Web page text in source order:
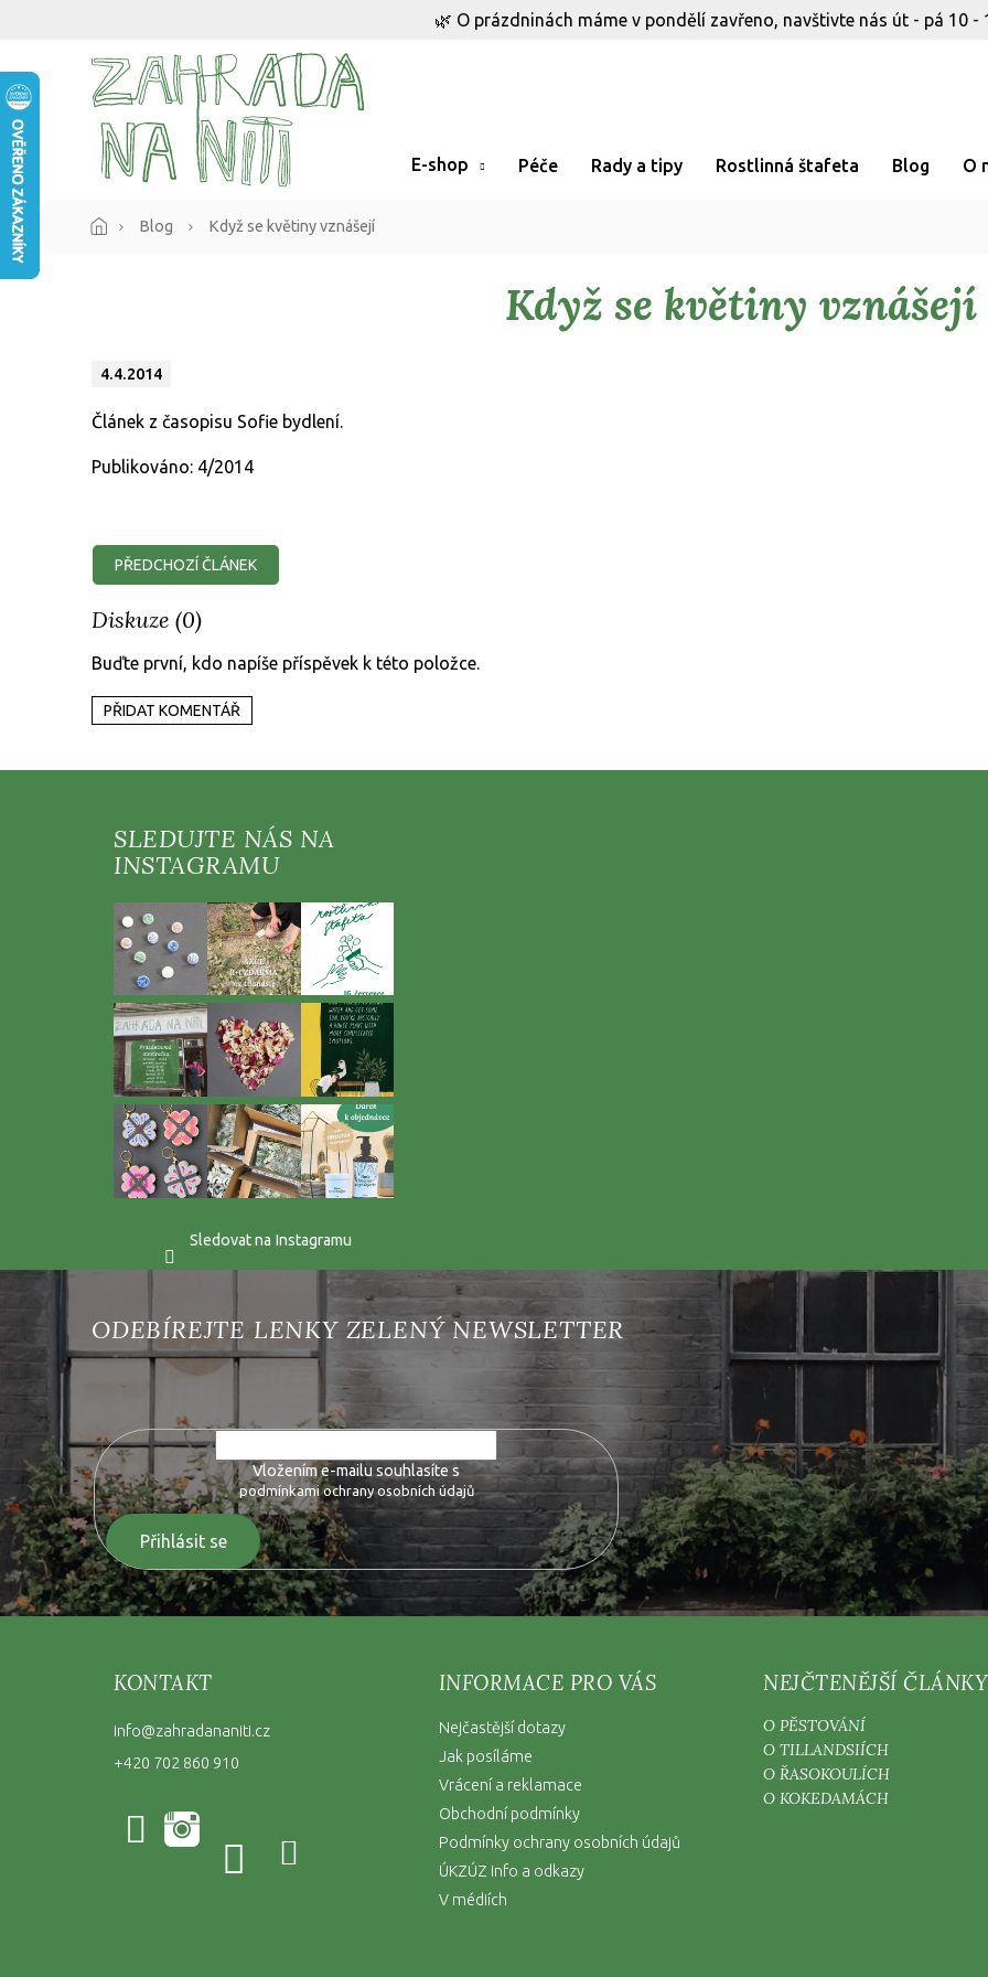
🌿 O prázdninách máme v pondělí zavřeno, navštivte nás út - pá 10 -
E-shop Péče Rady a tipy Rostlinná štafeta Blog O
Blog Když se květiny vznášejí
Když se květiny vznášejí
4.4.2014
Článek z časopisu Sofie bydlení.
Publikováno: 4/2014
PŘEDCHOZÍ ČLÁNEK
Diskuze (0)
Buďte první, kdo napíše příspěvek k této položce.
PŘIDAT KOMENTÁŘ
Sledovat na Instagramu
Vložte svůj e-mail a my vám budeme zasílat informace o nových produktech na našem e-shopu.
Vložením e-mailu souhlasíte s
podmínkami ochrany osobních údajů
Přihlásit se
KONTAKT
info@zahradananiti.cz
+420 702 860 910
INFORMACE PRO VÁS
Nejčastější dotazy
Jak posíláme
Vrácení a reklamace
Obchodní podmínky
Podmínky ochrany osobních údajů
ÚKZÚZ info a odkazy
V médiích
NEJČTENĚJŠÍ ČLÁNKY
O PĚSTOVÁNÍ
O TILLANDSIÍCH
O ŘASOKOULÍCH
O KOKEDAMÁCH